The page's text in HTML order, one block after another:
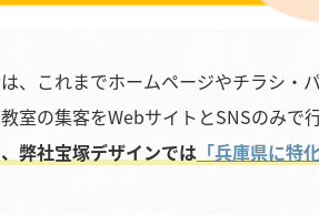
、これまでホームページやチラシ・
室の集客をWebサイトとSNSのみで
弊社宝塚デザインでは 「兵庫県に特